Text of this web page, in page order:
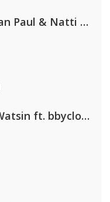
Gabry Ponte, Sean Paul & Natti Natasha
BL3SS x CamrinWatsin ft. bbyclose